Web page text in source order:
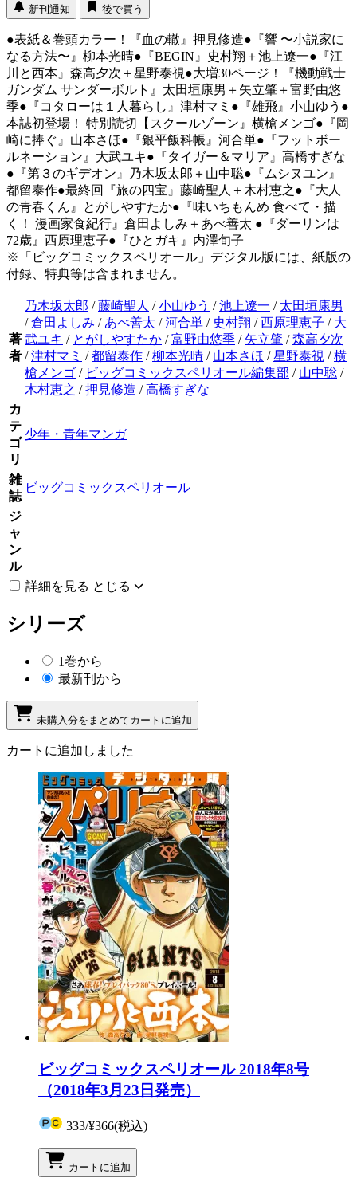
新刊通知 後で買う
●表紙＆巻頭カラー！『血の轍』押見修造●『響 〜小説家に
なる方法〜』柳本光晴●『BEGIN』史村翔＋池上遼一●『江
川と西本』森高夕次＋星野泰視●大増30ページ！『機動戦士
ガンダム サンダーボルト』太田垣康男＋矢立肇＋富野由悠
季●『コタローは１人暮らし』津村マミ●『雄飛』小山ゆう●
本誌初登場！ 特別読切【スクールゾーン』横槍メンゴ●『岡
崎に捧ぐ』山本さほ●『銀平飯科帳』河合単●『フットボー
ルネーション』大武ユキ●『タイガー＆マリア』高橋すぎな
●『第３のギデオン』乃木坂太郎＋山中聡●『ムシヌユン』
都留泰作●最終回『旅の四宝』藤崎聖人＋木村恵之●『大人
の青春くん』とがしやすたか●『味いちもんめ 食べて・描
く！ 漫画家食紀行』倉田よしみ＋あべ善太 ●『ダーリンは
72歳』西原理恵子●『ひとガキ』内澤旬子
※「ビッグコミックスペリオール」デジタル版には、紙版の
付録、特典等は含まれません。
著
者
乃木坂太郎 /藤崎聖人 /小山ゆう /池上遼一 / 太田垣康男
/倉田よしみ / あべ善太 /河合単 / 史村翔 /西原理恵子 / 大
武ユキ / とがしやすたか /富野由悠季 / 矢立肇 /森高夕次
/津村マミ /都留泰作 /柳本光晴 / 山本さほ /星野泰視 /横
槍メンゴ / ビッグコミックスペリオール編集部 / 山中聡 /
木村恵之 /押見修造 /高橋すぎな
カ
テ
ゴ
リ
少年・青年マンガ
雑
誌
ビッグコミックスペリオール
ジ
ャ
ン
ル
詳細を見る とじる
シリーズ
1巻から
最新刊から
未購入分をまとめてカートに追加
カートに追加しました
ビッグコミックスペリオール 2018年8号
（2018年3月23日発売）
333/¥366(税込)
カートに追加